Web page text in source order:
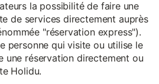
la possibilité de faire une
de services directement auprès
"réservation express").
personne qui visite ou utilise le
une réservation directement ou
Holidu.